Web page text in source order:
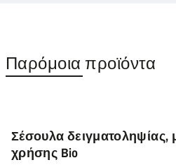
Παρόμοια προϊόντα
Σέσουλα δειγματοληψίας,
χρήσης Bio